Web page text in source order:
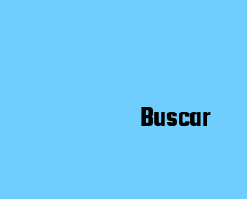
Buscar